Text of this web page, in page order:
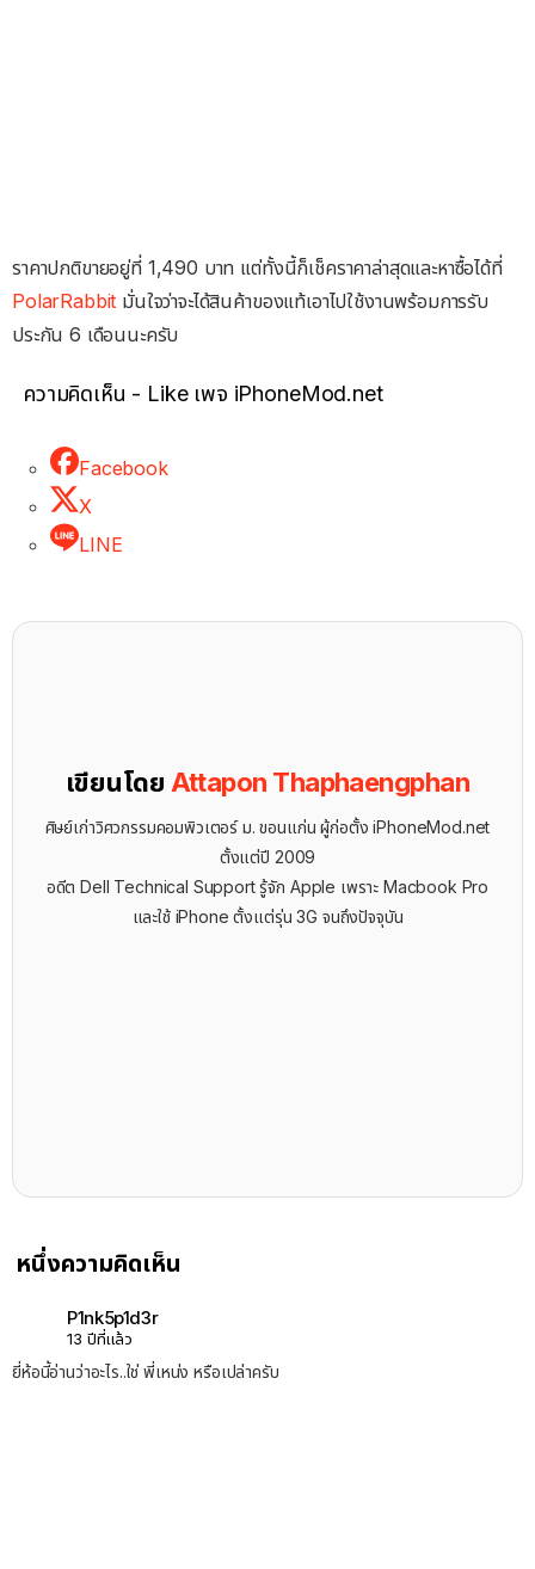
ราคาปกติขายอยู่ที่ 1,490 บาท แต่ทั้งนี้ก็เช็คราคาล่าสุดและหาซื้อได้ที่
PolarRabbit มั่นใจว่าจะได้สินค้าของแท้เอาไปใช้งานพร้อมการรับ
ประกัน 6 เดือนนะครับ
ความคิดเห็น - Like เพจ iPhoneMod.net
Facebook
X
LINE
เขียนโดย Attapon Thaphaengphan
ศิษย์เก่าวิศวกรรมคอมพิวเตอร์ ม. ขอนแก่น ผู้ก่อตั้ง iPhoneMod.net
ตั้งแต่ปี 2009
อดีต Dell Technical Support รู้จัก ​Apple เพราะ Macbook Pro
และใช้ iPhone ตั้งแต่รุ่น 3G จนถึงปัจจุบัน
หนึ่งความคิดเห็น
P1nk5p1d3r
13 ปีที่แล้ว
ยี่ห้อนี้อ่านว่าอะไร..ใช่ พี่เหน่ง หรือเปล่าครับ